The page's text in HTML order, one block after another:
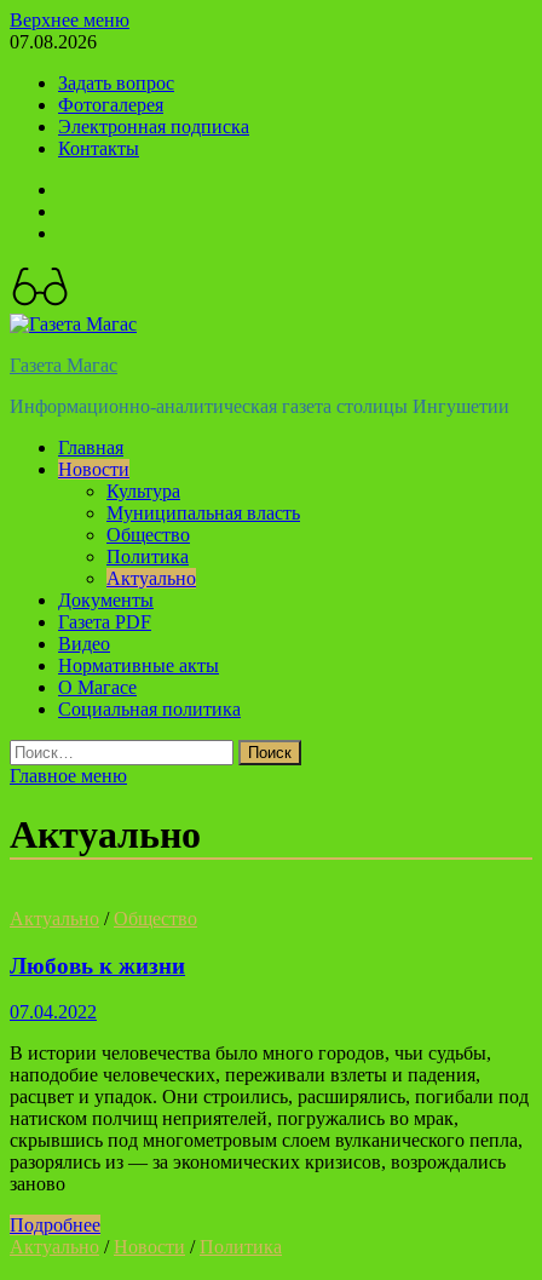
Перейти
к
Верхнее меню
07.08.2026
Задать вопрос
Фотогалерея
Электронная подписка
Контакты
Газета Магас
Информационно-аналитическая газета столицы Ингушетии
Главная
Новости
Культура
Муниципальная власть
Общество
Политика
Актуально
Документы
Газета PDF
Видео
Нормативные акты
О Магасе
Социальная политика
Найти:
Главное меню
Актуально
Актуально /Общество
Любовь к жизни
07.04.2022
В истории человечества было много городов, чьи судьбы,
наподобие человеческих, переживали взлеты и падения,
расцвет и упадок. Они строились, расширялись, погибали под
натиском полчищ неприятелей, погружались во мрак,
скрывшись под многометровым слоем вулканического пепла,
разорялись из — за экономических кризисов, возрождались
заново
Подробнее
Актуально /Новости /Политика